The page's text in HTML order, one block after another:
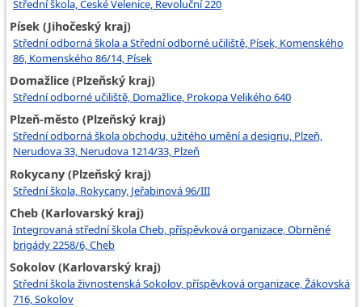
Střední škola, České Velenice, Revoluční 220
Písek (Jihočeský kraj)
Střední odborná škola a Střední odborné učiliště, Písek, Komenského
86, Komenského 86/14, Písek
Domažlice (Plzeňský kraj)
Střední odborné učiliště, Domažlice, Prokopa Velikého 640
Plzeň-město (Plzeňský kraj)
Střední odborná škola obchodu, užitého umění a designu, Plzeň,
Nerudova 33, Nerudova 1214/33, Plzeň
Rokycany (Plzeňský kraj)
Střední škola, Rokycany, Jeřabinová 96/III
Cheb (Karlovarský kraj)
Integrovaná střední škola Cheb, příspěvková organizace, Obrněné
brigády 2258/6, Cheb
Sokolov (Karlovarský kraj)
Střední škola živnostenská Sokolov, příspěvková organizace, Žákovská
716, Sokolov